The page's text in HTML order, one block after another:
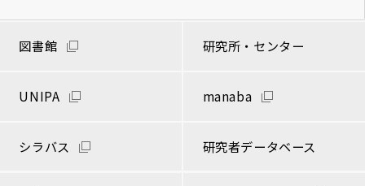
図書館 研究所・センター
UNIPA manaba
シラバス 研究者データベース